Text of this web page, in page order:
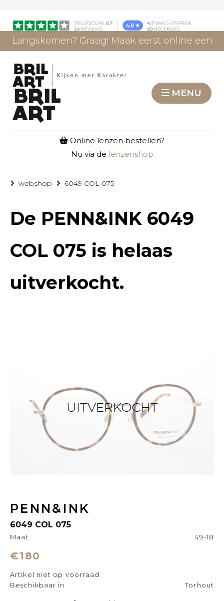
Langskomen? Graag! Maak eerst online een
MENU
Online lenzen bestellen?
Nu via de lenzenshop
webshop 6049 COL 075
De PENN&INK 6049
COL 075 is helaas
uitverkocht.
UITVERKOCHT
PENN&INK
6049 COL 075
Maat: 49-18
€180
Artikel niet op voorraad
Beschikbaar in
Torhout